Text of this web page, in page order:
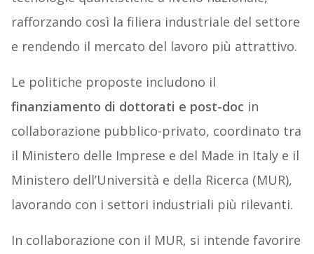
rafforzando così la filiera industriale del settore
e rendendo il mercato del lavoro più attrattivo.
Le politiche proposte includono il
finanziamento di dottorati e post-doc in
collaborazione pubblico-privato, coordinato tra
il Ministero delle Imprese e del Made in Italy e il
Ministero dell’Università e della Ricerca (MUR),
lavorando con i settori industriali più rilevanti.
In collaborazione con il MUR, si intende favorire